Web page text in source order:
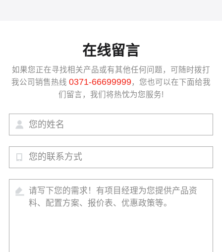
在线留言
如果您正在寻找相关产品或有其他任何问题，可随时拨打
我公司销售热线 0371-66699999，您也可以在下面给我
们留言，我们将热忱为您服务!